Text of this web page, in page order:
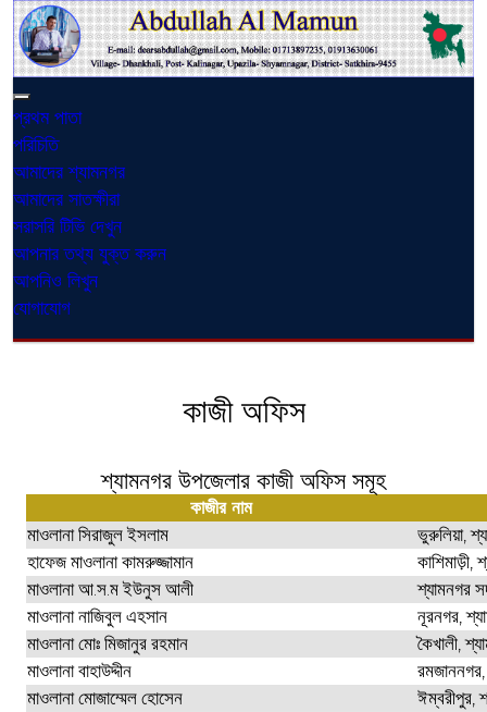
প্রথম পাতা
পরিচিতি
আমাদের শ্যামনগর
আমাদের সাতক্ষীরা
সরাসরি টিভি দেখুন
আপনার তথ্য যুক্ত করুন
আপনিও লিখুন
যোগাযোগ
কাজী অফিস
শ্যামনগর উপজেলার কাজী অফিস সমূহ
কাজীর নাম
মাওলানা সিরাজুল ইসলাম
ভুরুলিয়া,
হাফেজ মাওলানা কামরুজ্জামান
কাশিমাড়ী,
মাওলানা আ.স.ম ইউনুস আলী
শ্যামনগর
মাওলানা নাজিবুল এহসান
নূরনগর,
মাওলানা মোঃ মিজানুর রহমান
কৈখালী,
মাওলানা বাহাউদ্দীন
রমজাননগর,
মাওলানা মোজাম্মেল হোসেন
ঈম্বরীপুর,